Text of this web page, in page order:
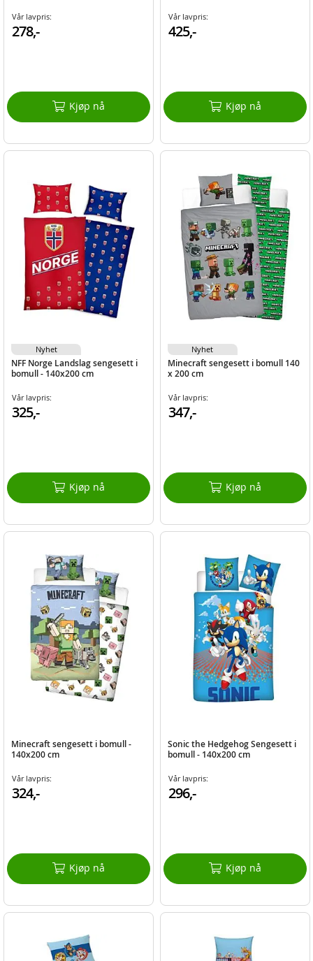
Vår lavpris:
278,-
Kjøp nå
Vår lavpris:
425,-
Kjøp nå
NFF Norge Landslag sengesett i
bomull - 140x200 cm
Vår lavpris:
325,-
Kjøp nå
Nyhet
Minecraft sengesett i bomull 140
x 200 cm
Vår lavpris:
347,-
Kjøp nå
Nyhet
Minecraft sengesett i bomull -
140x200 cm
Vår lavpris:
324,-
Kjøp nå
Sonic the Hedgehog Sengesett i
bomull - 140x200 cm
Vår lavpris:
296,-
Kjøp nå